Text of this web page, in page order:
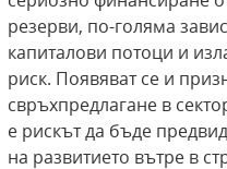
резерви, по-голяма
капиталови потоци и
риск. Появяват се и
свръхпредлагане в
е рискът да бъде
на развитието вътре в